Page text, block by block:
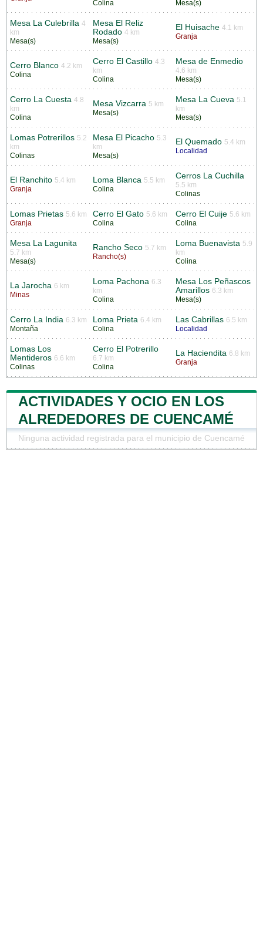
Colina
Mesa(s)
Mesa La Culebrilla 4
km
Mesa(s)
Mesa El Reliz
Rodado 4 km
Mesa(s)
El Huisache 4.1 km
Granja
Cerro Blanco 4.2 km
Colina
Cerro El Castillo 4.3
km
Colina
Mesa de Enmedio
4.6 km
Mesa(s)
Cerro La Cuesta 4.8
km
Colina
Mesa Vizcarra 5 km
Mesa(s)
Mesa La Cueva 5.1
km
Mesa(s)
Lomas Potrerillos 5.2
km
Colinas
Mesa El Picacho 5.3
km
Mesa(s)
El Quemado 5.4 km
Localidad
El Ranchito 5.4 km
Granja
Loma Blanca 5.5 km
Colina
Cerros La Cuchilla
5.5 km
Colinas
Lomas Prietas 5.6 km
Granja
Cerro El Gato 5.6 km
Colina
Cerro El Cuije 5.6 km
Colina
Mesa La Lagunita
5.7 km
Mesa(s)
Rancho Seco 5.7 km
Rancho(s)
Loma Buenavista 5.9
km
Colina
La Jarocha 6 km
Minas
Loma Pachona 6.3
km
Colina
Mesa Los Peñascos
Amarillos 6.3 km
Mesa(s)
Cerro La India 6.3 km
Montaña
Loma Prieta 6.4 km
Colina
Las Cabrillas 6.5 km
Localidad
Lomas Los
Mentideros 6.6 km
Colinas
Cerro El Potrerillo
6.7 km
Colina
La Haciendita 6.8 km
Granja
ACTIVIDADES Y OCIO EN LOS
ALREDEDORES DE CUENCAMÉ
Ninguna actividad registrada para el municipio de Cuencamé